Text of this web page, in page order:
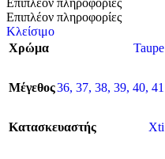
Επιπλέον πληροφορίες
Επιπλέον πληροφορίες
Κλείσιμο
Χρώμα
Taupe
Μέγεθος36, 37, 38, 39, 40, 41
Κατασκευαστής Xti